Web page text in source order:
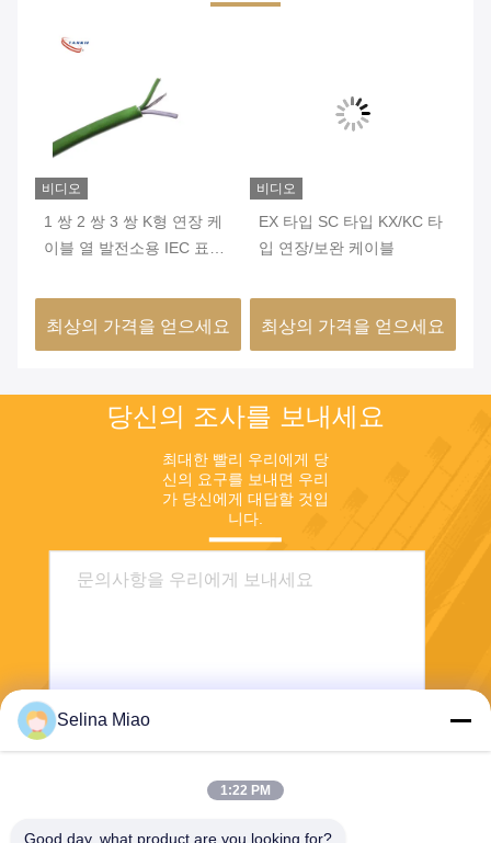
비디오
1 쌍 2 쌍 3 쌍 K형 연장 케
이블 열 발전소용 IEC 표준
최상의 가격을 얻으세요
비디오
EX 타입 SC 타입 KX/KC 타
입 연장/보완 케이블
최상의 가격을 얻으세요
당신의 조사를 보내세요
최대한 빨리 우리에게 당
신의 요구를 보내면 우리
가 당신에게 대답할 것입
니다.
Selina Miao
1:22 PM
Good day, what product are you looking for?